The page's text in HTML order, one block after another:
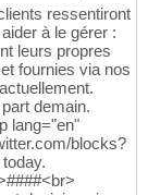
ressentiront
à le gérer :
leurs propres
fournies via nos
demain.
lang="en"
blocks?